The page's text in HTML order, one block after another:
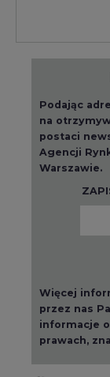
przez nas
informacje
prawach,